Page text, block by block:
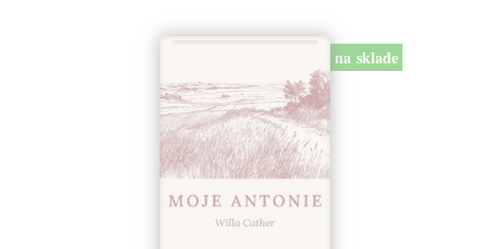
na sklade